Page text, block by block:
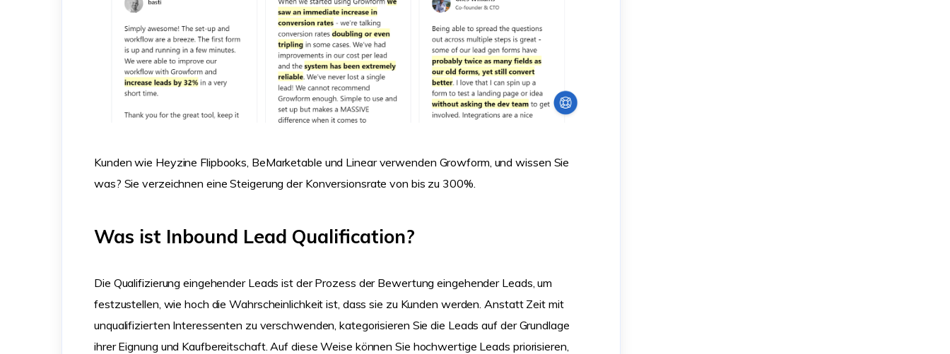
Kunden wie Heyzine Flipbooks, BeMarketable und Linear verwenden Growform, und wissen Sie
was? Sie verzeichnen eine Steigerung der Konversionsrate von bis zu 300%.
Was ist Inbound Lead Qualification?
Die Qualifizierung eingehender Leads ist der Prozess der Bewertung eingehender Leads, um
festzustellen, wie hoch die Wahrscheinlichkeit ist, dass sie zu Kunden werden. Anstatt Zeit mit
unqualifizierten Interessenten zu verschwenden, kategorisieren Sie die Leads auf der Grundlage
ihrer Eignung und Kaufbereitschaft. Auf diese Weise können Sie hochwertige Leads priorisieren,